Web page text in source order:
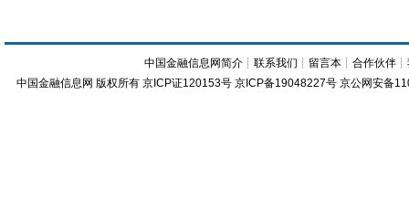
中国金融信息网简介 ┊联系我们 ┊ 留言本 ┊合作伙伴 ┊
中国金融信息网 版权所有 京ICP证120153号 京ICP备19048227号 京公网安备